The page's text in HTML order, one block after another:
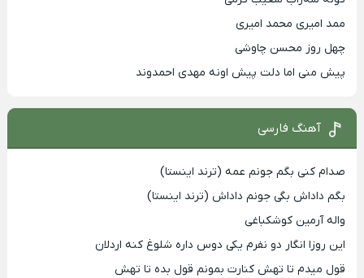
ممد امیری محمد امیری
چهل روز محسن چاوشی
پیش منی اما دلت پیش اونه مهدی احمدوند
آهنگ فارسی
صدام کنی بگم جونم عمه (ترند اینستا)
بگم داداش بگی جونم داداش (ترند اینستا)
واله آرمین کوشکباغی
این روزا انگار دو نفرم یکی دوس داره شلوغ کنه اردلان
قول میدم تا تهش کنارت بمونم قول بده تا تهش